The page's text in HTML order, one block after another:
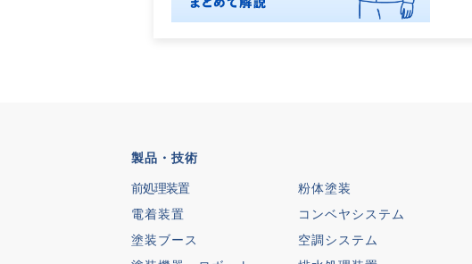
製品・技術
前処理装置
電着装置
塗装ブース
粉体塗装
コンベヤシステム
空調システム